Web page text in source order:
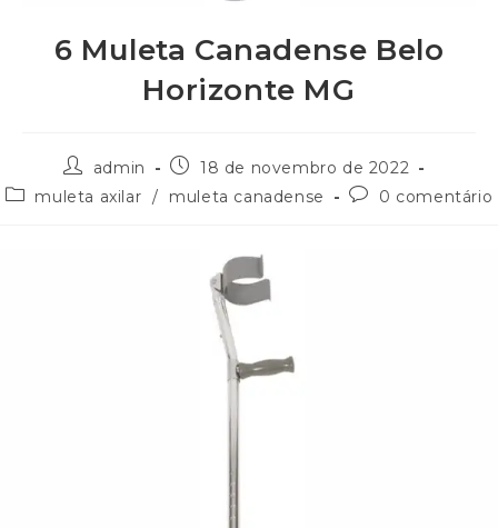
6 Muleta Canadense Belo
Horizonte MG
admin
18 de novembro de 2022
muleta axilar / muleta canadense 0 comentário